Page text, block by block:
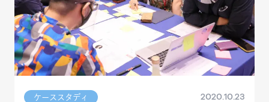
ケーススタディ 2020.10.23